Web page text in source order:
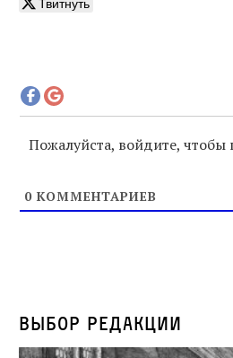
Пожалуйста, войдите,
0 КОММЕНТАРИЕВ
Выбор редакции